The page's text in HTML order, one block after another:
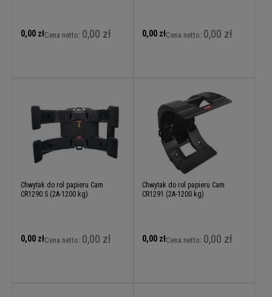
0,00 złCena netto: 0,00 zł 0,00 złCena netto: 0,00 zł
Chwytak do rol papieru Cam
CR1290.S (2A-1200 kg)
0,00 złCena netto: 0,00 zł
Chwytak do rol papieru Cam
CR1291 (2A-1200 kg)
0,00 złCena netto: 0,00 zł